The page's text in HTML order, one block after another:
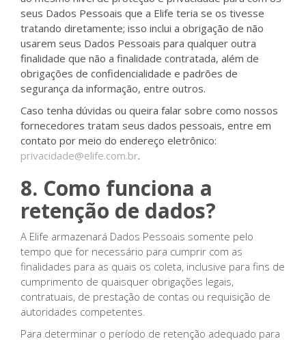
seus Dados Pessoais que a Elife teria se os tivesse
tratando diretamente; isso inclui a obrigação de não
usarem seus Dados Pessoais para qualquer outra
finalidade que não a finalidade contratada, além de
obrigações de confidencialidade e padrões de
segurança da informação, entre outros.
Caso tenha dúvidas ou queira falar sobre como nossos
fornecedores tratam seus dados pessoais, entre em
contato por meio do endereço eletrônico:
privacidade@elife.com.br.
8. Como funciona a
retenção de dados?
A Elife armazenará Dados Pessoais somente pelo
tempo que for necessário para cumprir com as
finalidades para as quais os coleta, inclusive para fins de
cumprimento de quaisquer obrigações legais,
contratuais, de prestação de contas ou requisição de
autoridades competentes.
Para determinar o período de retenção adequado para